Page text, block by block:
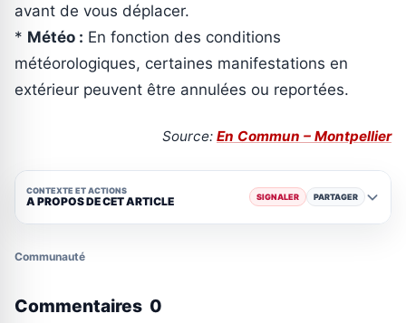
avant de vous déplacer.
* Météo : En fonction des conditions
météorologiques, certaines manifestations en
extérieur peuvent être annulées ou reportées.
Source: En Commun – Montpellier
CONTEXTE ET ACTIONS
A PROPOS DE CET ARTICLE SIGNALER PARTAGER
Communauté
Commentaires 0